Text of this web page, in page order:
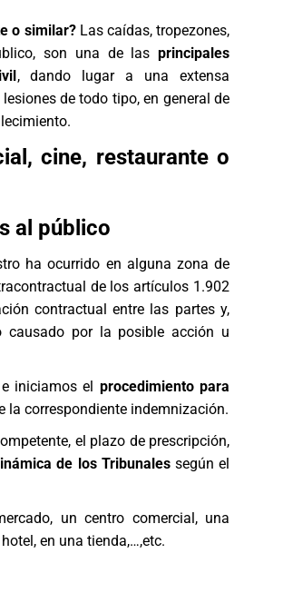
o similar?Las caídas, tropezones,
son una de las principales
, dando lugar a una extensa
de todo tipo, en general de
cine, restaurante o
al público
ha ocurrido en alguna zona de
de los artículos 1.902
contractual entre las partes y,
causado por la posible acción u
iniciamos el procedimiento para
la correspondiente indemnización.
el plazo de prescripción,
de los Tribunalessegún el
un centro comercial, una
en una tienda,…,etc.